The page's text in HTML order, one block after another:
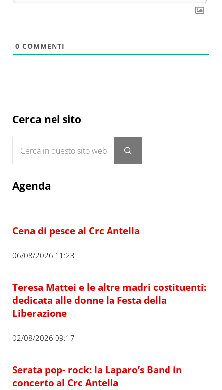
0 COMMENTI
Sidebar
Cerca nel sito
Submit search
Agenda
Cena di pesce al Crc Antella
06/08/2026 11:23
Teresa Mattei e le altre madri costituenti:
dedicata alle donne la Festa della
Liberazione
02/08/2026 09:17
Serata pop- rock: la Laparo’s Band in
concerto al Crc Antella